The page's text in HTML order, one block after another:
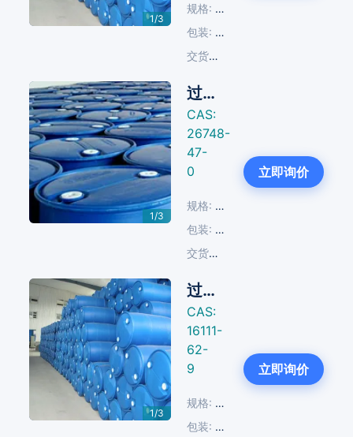
1/3
规格:
98%
包装:
200 KG/塑料桶
交货周期:
Next
1/3
过氧化新癸酸异丙苯酯(CNP)
CAS:
26748-
47-
0
规格:
98%
包装:
200 KG/塑料桶
交货周期:
立即询价
Next
1/3
过氧化二碳酸二-(2-乙基己基)酯（EHP）
CAS:
16111-
62-
9
规格:
98%
包装:
200 KG/塑料桶
立即询价